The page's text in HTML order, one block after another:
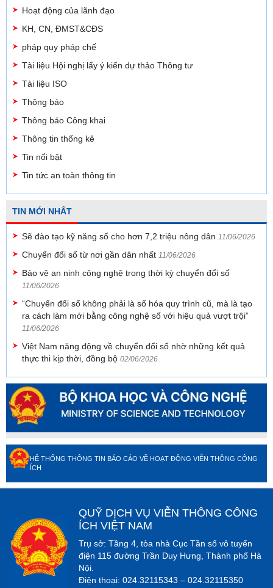
Hoạt động của lãnh đạo
KH, CN, ĐMST&CĐS
pháp quy pháp chế
Tài liệu Hội nghị lấy ý kiến dự thảo Thông tư
Tài liệu ISO
Thông báo
Thông báo Công khai
Thông tin thống kê
Tin nổi bật
Tin tức an toàn thông tin
TIN MỚI NHẤT
Sẽ đào tạo kỹ năng số cho hơn 7,2 triệu nông dân 11/06/2026
Chuyển đổi số từ nơi gần dân nhất 11/06/2026
Bảo vệ an ninh công nghệ trong thời kỳ chuyển đổi số
11/06/2026
“Chuyển đổi số không phải là số hóa quy trình cũ, mà là tạo
ra cách làm mới bằng công nghệ số với hiệu quả vượt trội”
11/06/2026
Việt Nam năng động về chuyển đổi số nhờ những kết quả
thực thi kịp thời, đồng bộ 02/06/2026
HỆ THỐNG THÔNG TIN BÁO CÁO VỀ HOẠT ĐỘNG VIỄN THÔNG CÔNG
ÍCH
QUỸ DỊCH VỤ VIỄN THÔNG CÔNG
ÍCH VIỆT NAM
Trụ sở: Tầng 4, tòa nhà Cục Tần số vô tuyến
điện 115 đường Trần Duy Hưng, Thành phố Hà
Nội.
Điện thoại: 024.32115343 – 024.32115350